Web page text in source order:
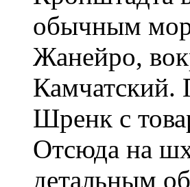
обычным
Жанейро,
Камчатский.
Шренк с
Отсюда на
детальным